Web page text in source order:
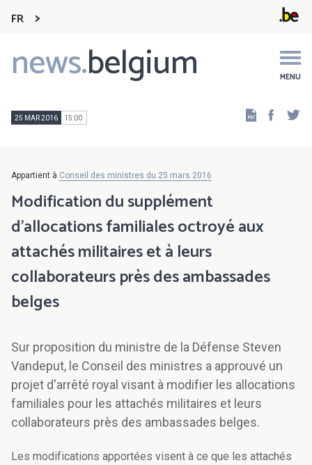
FR
news.belgium MENU
Main
navigation
25 MAR 2016 15:00
Appartient à Conseil des ministres du 25 mars 2016
Modification du supplément
d'allocations familiales octroyé aux
attachés militaires et à leurs
collaborateurs près des ambassades
belges
Sur proposition du ministre de la Défense Steven
Vandeput, le Conseil des ministres a approuvé un
projet d'arrêté royal visant à modifier les allocations
familiales pour les attachés militaires et leurs
collaborateurs près des ambassades belges.
Les modifications apportées visent à ce que les attachés